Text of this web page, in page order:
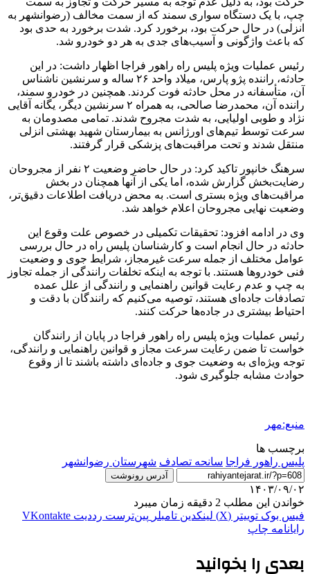
چپ، با یک دستگاه سواری سمند که از سمت مخالف (رضوانشهر به
انزلی) در حال حرکت بود، برخورد کرد. شدت برخورد به حدی بود
که باعث واژگونی و آسیب‌های جدی به هر دو خودرو شد.
رئیس عملیات ویژه پلیس راه راهور فراجا اظهار داشت: در این
حادثه، راننده پژو پارس، میلاد واحد ۲۶ ساله و سرنشین ناشناس
آن، متأسفانه در محل حادثه فوت کردند. همچنین در خودرو سمند،
راننده آن، محمدرضا صالحی، به همراه ۲ سرنشین دیگر، یگانه آقایی
نژاد و طوبی اولیایی، به شدت مجروح شدند. تمامی مصدومان به
سرعت توسط تیم‌های اورژانس به بیمارستان شهید بهشتی انزلی
منتقل شدند و تحت مراقبت‌های پزشکی قرار گرفتند.
سرهنگ خانپور تاکید کرد: در حال حاضر وضعیت ۲ نفر از مجروحان
رضایت‌بخش گزارش شده، اما یکی از آنها همچنان در بخش
مراقبت‌های ویژه بستری است. به محض دریافت اطلاعات دقیق‌تر،
وضعیت نهایی مجروحان اعلام خواهد شد.
وی در ادامه افزود: تحقیقات تکمیلی در خصوص علت وقوع این
حادثه در حال انجام است و کارشناسان پلیس راه در حال بررسی
عوامل مختلف از جمله سرعت غیرمجاز، شرایط جوی و وضعیت
فنی خودروها هستند. با توجه به اینکه تخلفات رانندگی از جمله تجاوز
به چپ و عدم رعایت قوانین راهنمایی و رانندگی از علل عمده
تصادفات جاده‌ای هستند، توصیه می‌کنیم که رانندگان با دقت و
احتیاط بیشتری در جاده‌ها حرکت کنند.
رئیس عملیات ویژه پلیس راه راهور فراجا در پایان از رانندگان
خواست تا ضمن رعایت سرعت مجاز و قوانین راهنمایی و رانندگی،
توجه ویژه‌ای به وضعیت جوی و جاده‌ای داشته باشند تا از وقوع
حوادث مشابه جلوگیری شود.
منبع:مهر
برچسب ها
پلیس راهور فراجا سانحه تصادف شهرستان رضوانشهر
آدرس رونوشت
۱۴۰۳/۰۹/۰۲
خواندن این مطلب 2 دقیقه زمان میبرد
فیس بوک توییتر (X) لینکدین ‫تامبلر ‫پین‌ترست ‫رددیت ‫VKontakte
رایانامه چاپ
بعدی را بخوانید